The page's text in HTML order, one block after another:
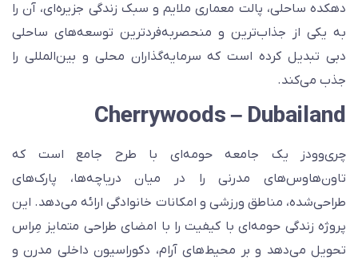
ساحلی، پالت معماری ملایم و سبک زندگی جزیره‌ای، آن را
یکی از جذاب‌ترین و منحصر‌به‌فردترین توسعه‌های ساحلی
تبدیل کرده است که سرمایه‌گذاران محلی و بین‌المللی را
می‌کند.
Cherrywoods –
یک جامعه حومه‌ای با طرح جامع است که
مدرنی را در میان دریاچه‌ها، پارک‌های
مناطق ورزشی و امکانات خانوادگی ارائه می‌دهد. این
زندگی حومه‌ای با کیفیت را با امضای طراحی متمایز مِراس
می‌دهد و بر محیط‌های آرام، دکوراسیون داخلی مدرن و